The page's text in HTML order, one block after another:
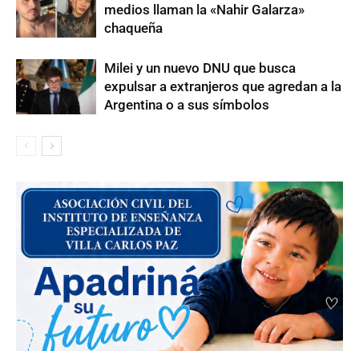
medios llaman la «Nahir Galarza»
chaqueña
Milei y un nuevo DNU que busca
expulsar a extranjeros que agredan a la
Argentina o a sus símbolos